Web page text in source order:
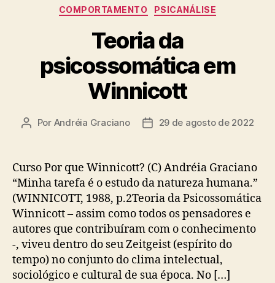
Categorias
COMPORTAMENTO PSICANÁLISE
Teoria da
psicossomática em
Winnicott
Autor
Por Andréia Graciano
Data29 de agosto de 2022
Curso Por que Winnicott? (C) Andréia Graciano
“Minha tarefa é o estudo da natureza humana.”
(WINNICOTT, 1988, p.2Teoria da Psicossomática
Winnicott – assim como todos os pensadores e
autores que contribuíram com o conhecimento
-, viveu dentro do seu Zeitgeist (espírito do
tempo) no conjunto do clima intelectual,
sociológico e cultural de sua época. No […]